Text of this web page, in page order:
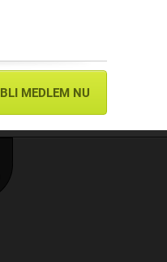
BLI MEDLEM NU